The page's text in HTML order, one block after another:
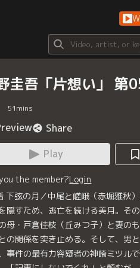
圭吾「片想い」 第
51mins
Share
Play
the member?Login
下弦の月／中尾と嵯峨（赤堀雅秋
隠すため、逃亡を続ける美月。そ
母・戸倉佳枝（丘みつ子）と妻の
の関係を突き止める。そして、男
事件の最有力容疑者の神崎ミツル